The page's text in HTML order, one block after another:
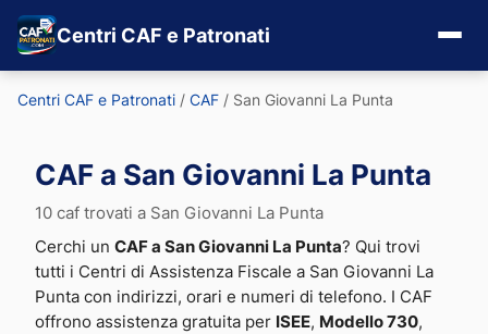
Centri CAF e Patronati
Centri CAF e Patronati / CAF / San Giovanni La Punta
CAF a San Giovanni La Punta
10 caf trovati a San Giovanni La Punta
Cerchi un CAF a San Giovanni La Punta? Qui trovi
tutti i Centri di Assistenza Fiscale a San Giovanni La
Punta con indirizzi, orari e numeri di telefono. I CAF
offrono assistenza gratuita per ISEE, Modello 730,